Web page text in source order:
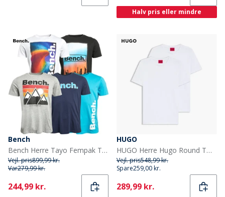
Halv pris eller mindre
Bench
Bench Herre Tayo Fempak T-shirts Blandet
Vejl. pris899,99 kr.
Var279,99 kr.
Current
244,99 kr.
HUGO
HUGO Herre Hugo Round Two Pakke T Shirts Hvid
Vejl. pris548,99 kr.
Spare259,00 kr.
Current
289,99 kr.